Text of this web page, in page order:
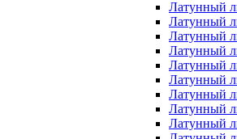
Латунный
Латунный
Латунный
Латунный
Латунный
Латунный
Латунный
Латунный
Латунный